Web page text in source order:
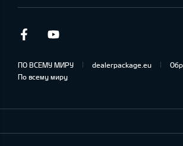
Facebook
ПО ВСЕМУ МИРУ dealerpackage.eu
По всему миру